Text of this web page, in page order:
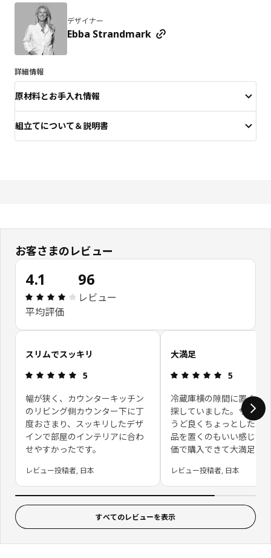
デザイナー
Ebba Strandmark
詳細情報
原材料とお手入れ情報
組立てについて＆説明書
お客さまのレビュー
4.1
レビュー: 4.1 5 星の数 総レビュー: 96
平均評価
96
レビュー
お客さまレビューをスキップ
スリムでスッキリ
レビュー: 5 5 星の数
5
幅が狭く、カウンターキッチン
のリビング側カウンター下に丁
度おさまり、スッキリしたデザ
インで部屋のインテリアに合わ
せやすかったです。
レビュー投稿者, 日本
大満足
レビュー: 5
5
冷蔵庫横の隙間に置くワ
探していました。サイズ
うど良くちょっとしたス
品を置くのもいい感じで
価で購入できて大満足で
レビュー投稿者, 日本
すべてのレビューを表示